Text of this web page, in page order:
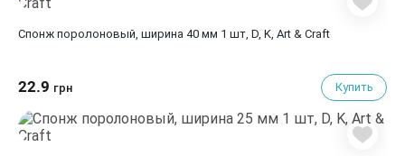
Спонж поролоновый, ширина 40 мм 1 шт, D, K, Art & Сraft
22.9 грн Купить